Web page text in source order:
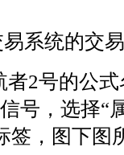
系统的交
2号的公式
号，选择“
签，图下图